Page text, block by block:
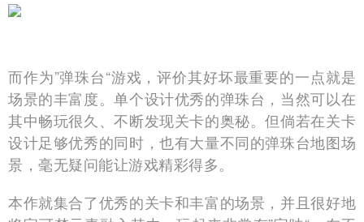
而作为”弹珠台“游戏，评价其好坏最重要的一点就是
场景的丰富度。单个设计优秀的弹珠台，当然可以在
其中畅玩很久、不断发现关卡的奥秘。但倘若在关卡
设计足够优秀的同时，也有大量不同的弹珠台地图场
景，毫无疑问能让游戏精彩得多。
本作就集合了优秀的关卡和丰富的场景，并且很好地